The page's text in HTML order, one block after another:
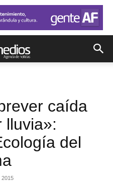
caída
lluvia»:
del
2015